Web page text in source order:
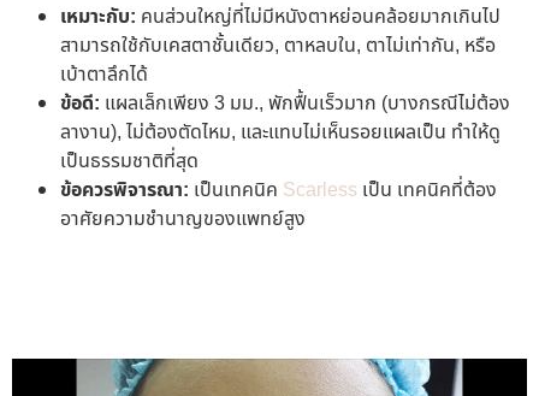
เหมาะกับ: คนส่วนใหญ่ที่ไม่มีหนังตาหย่อนคล้อยมากเกินไป
สามารถใช้กับเคสตาชั้นเดียว, ตาหลบใน, ตาไม่เท่ากัน, หรือ
เบ้าตาลึกได้
ข้อดี: แผลเล็กเพียง 3 มม., พักฟื้นเร็วมาก (บางกรณีไม่ต้อง
ลางาน), ไม่ต้องตัดไหม, และแทบไม่เห็นรอยแผลเป็น ทำให้ดู
เป็นธรรมชาติที่สุด
ข้อควรพิจารณา: เป็นเทคนิค Scarless เป็น เทคนิคที่ต้อง
อาศัยความชำนาญของแพทย์สูง